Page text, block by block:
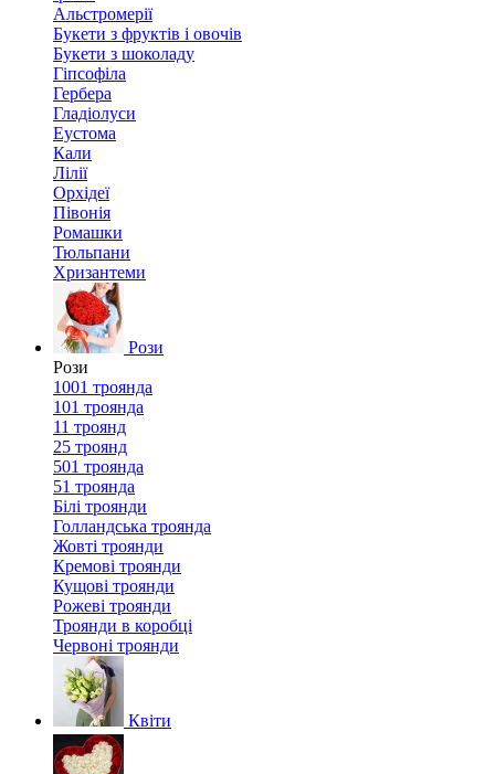
Альстромерії
Букети з фруктів і овочів
Букети з шоколаду
Гіпсофіла
Гербера
Гладіолуси
Еустома
Кали
Лілії
Орхідеї
Півонія
Ромашки
Тюльпани
Хризантеми
Рози
Рози
1001 троянда
101 троянда
11 троянд
25 троянд
501 троянда
51 троянда
Білі троянди
Голландська троянда
Жовті троянди
Кремові троянди
Кущові троянди
Рожеві троянди
Троянди в коробці
Червоні троянди
Квіти